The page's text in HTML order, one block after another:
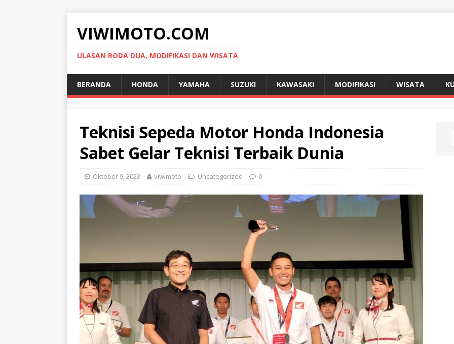
VIWIMOTO.COM
ULASAN RODA DUA, MODIFIKASI DAN WISATA
BERANDA HONDA YAMAHA SUZUKI KAWASAKI MODIFIKASI WISATA
Teknisi Sepeda Motor Honda Indonesia
Sabet Gelar Teknisi Terbaik Dunia
Oktober 9, 2023 viwimoto Uncategorized 0